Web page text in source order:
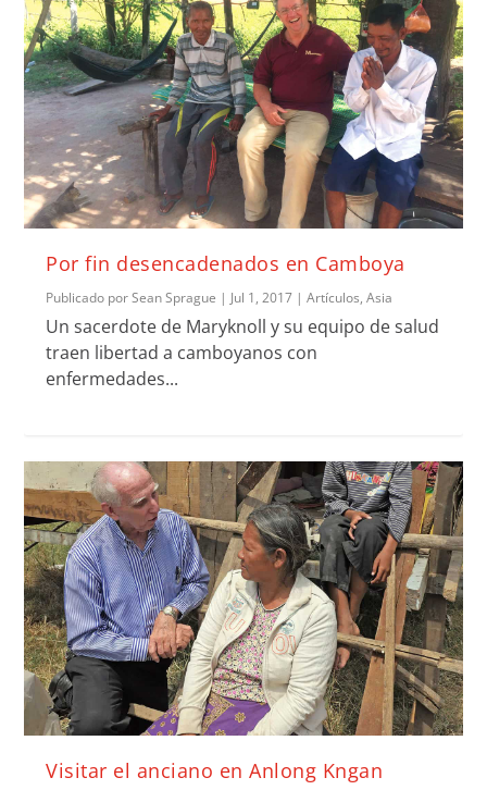
Por fin desencadenados en Camboya
Publicado porSean Sprague | Jul 1, 2017 |Artículos,Asia
Un sacerdote de Maryknoll y su equipo de salud
traen libertad a camboyanos con
enfermedades...
Visitar el anciano en Anlong Kngan